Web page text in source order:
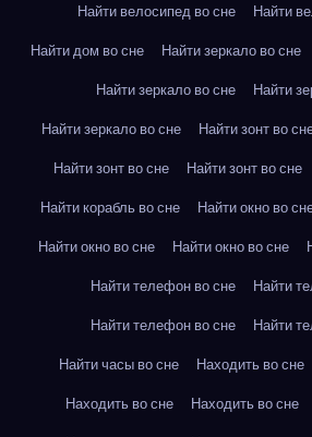
Найти велосипед во сне
Найти
Найти дом во сне
Найти зеркало во сне
Найти зеркало во сне
Найти
Найти зеркало во сне
Найти зонт во
Найти зонт во сне
Найти зонт во сне
Найти корабль во сне
Найти окно во
Найти окно во сне
Найти окно во сне
Найти телефон во сне
Найти
Найти телефон во сне
Найти
Найти часы во сне
Находить во сне
Находить во сне
Находить во сне